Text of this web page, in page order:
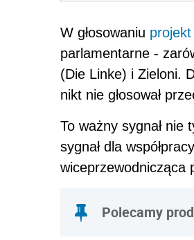
W głosowaniu projekt
parlamentarne -
(Die Linke) i Zieloni.
nikt nie głosował
To ważny sygnał nie
sygnał dla
wiceprzewodnicząca
Polecamy